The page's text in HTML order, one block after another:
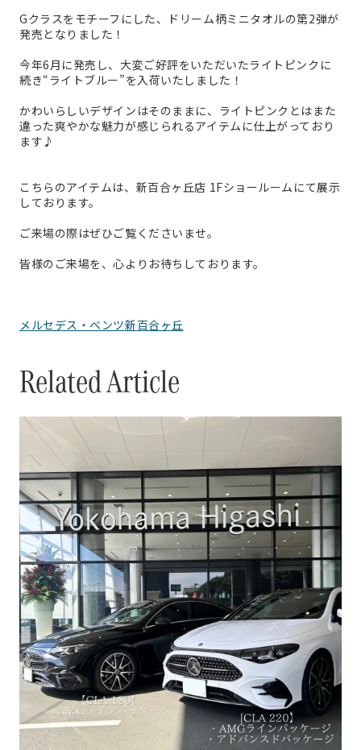
Gクラスをモチーフにした、ドリーム柄ミニタオルの第2弾が
発売となりました！
今年6月に発売し、大変ご好評をいただいたライトピンクに
続き“ライトブルー”を入荷いたしました！
かわいらしいデザインはそのままに、ライトピンクとはまた
違った爽やかな魅力が感じられるアイテムに仕上がっており
ます♪
こちらのアイテムは、新百合ヶ丘店 1Fショールームにて展示
しております。
ご来場の際はぜひご覧くださいませ。
皆様のご来場を、心よりお待ちしております。
メルセデス・ベンツ新百合ヶ丘
Related Article